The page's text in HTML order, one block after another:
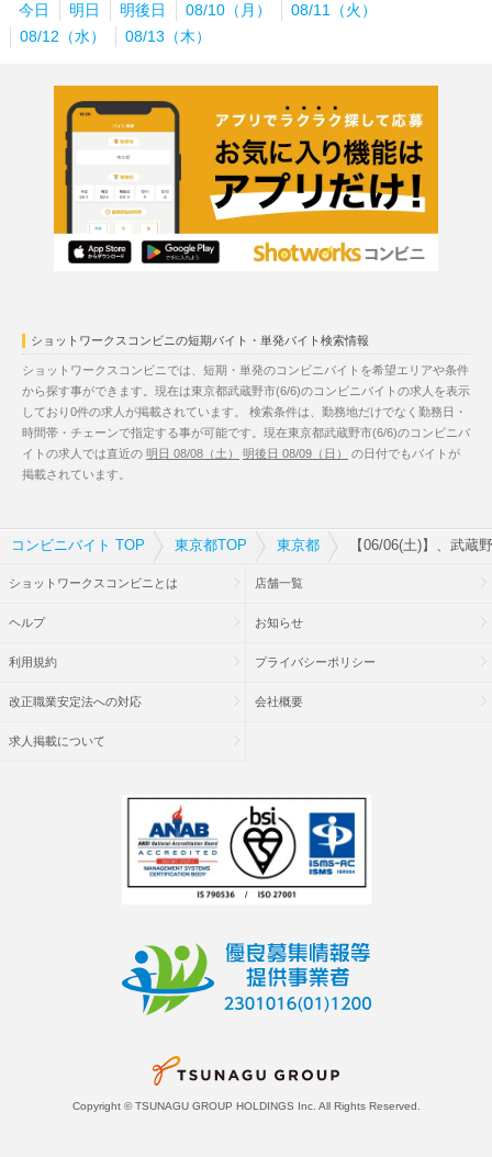
今日 明日 明後日 08/10（月）
08/11（火）
08/12（水）
08/13（木）
ショットワークスコンビニの短期バイト・単発バイト検索情報
ショットワークスコンビニでは、短期・単発のコンビニバイトを希望エリアや条件
から探す事ができます。現在は東京都武蔵野市(6/6)のコンビニバイトの求人を表示
しており0件の求人が掲載されています。 検索条件は、勤務地だけでなく勤務日・
時間帯・チェーンで指定する事が可能です。現在東京都武蔵野市(6/6)のコンビニバ
イトの求人では直近の 明日 08/08（土） 明後日 08/09（日）
の日付でもバイトが
掲載されています。
コンビニバイト TOP 東京都TOP 東京都 【06/06(土)】、武蔵
ショットワークスコンビニとは 店舗一覧
ヘルプ お知らせ
利用規約 プライバシーポリシー
改正職業安定法への対応 会社概要
求人掲載について
Copyright © TSUNAGU GROUP HOLDINGS Inc. All Rights Reserved.